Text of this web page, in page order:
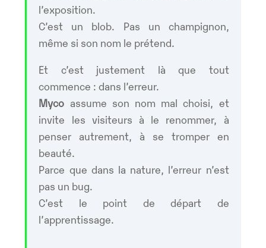
l’exposition.
C’est un blob. Pas un champignon,
même si son nom le prétend.
Et c’est justement là que tout
commence : dans l’erreur.
Myco assume son nom mal choisi, et
invite les visiteurs à le renommer, à
penser autrement, à se tromper en
beauté.
Parce que dans la nature, l’erreur n’est
pas un bug.
C’est le point de départ de
l’apprentissage.